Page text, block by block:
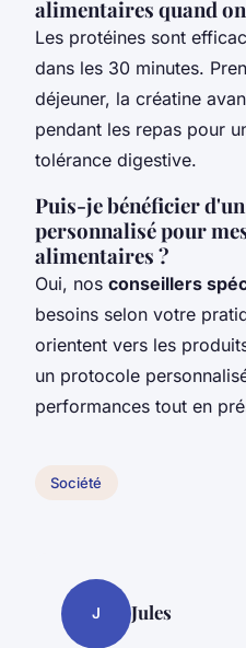
alimentaires quand
Les protéines sont
dans les 30 minutes.
déjeuner, la créatine
pendant les repas pour
tolérance digestive.
Puis-je bénéficier
personnalisé pour
alimentaires ?
Oui, nos conseillers
besoins selon votre
orientent vers les
un protocole
performances tout en
Société
J Jules